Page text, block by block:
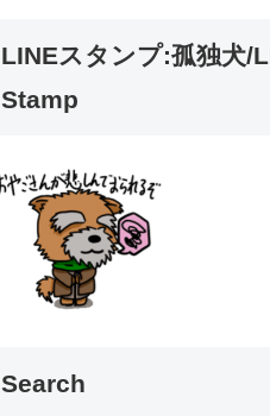
LINEスタンプ:孤独犬/
Stamp
Search